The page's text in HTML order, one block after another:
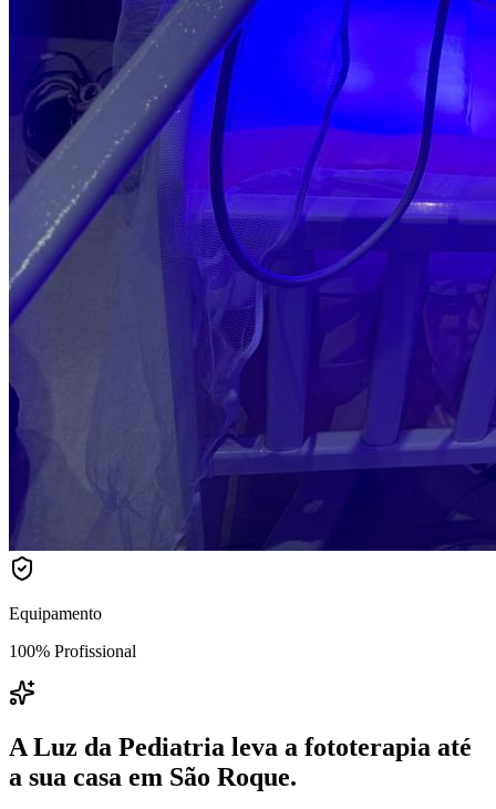
Equipamento
100% Profissional
A Luz da Pediatria leva a fototerapia até
a sua casa em São Roque.